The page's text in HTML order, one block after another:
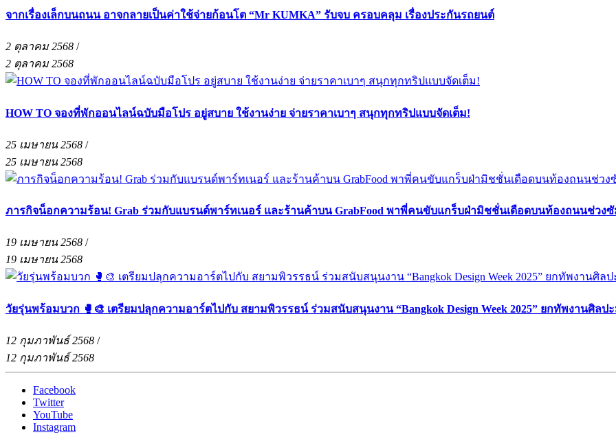
จากเรื่องเล็กบนถนน อาจกลายเป็นค่าใช้จ่ายก้อนโต “Mr KUMKA” รับจบ ครอบคลุม เรื่องประกันรถยนต์
2 ตุลาคม 2568 /
2 ตุลาคม 2568
HOW TO จองที่พักออนไลน์ฉบับมือโปร อยู่สบาย ใช้งานง่าย จ่ายราคาเบาๆ สนุกทุกทริปแบบจัดเต็ม!
25 เมษายน 2568 /
25 เมษายน 2568
ภารกิจน็อกความร้อน! Grab ร่วมกับแบรนด์พาร์ทเนอร์ และร้านค้าบน GrabFood พาพี่คนขับแกร็บฝ่ามิชชั่นเดือดบนท้องถนนช่วงซั
19 เมษายน 2568 /
19 เมษายน 2568
วัยรุ่นพร้อมบวก 🥊🎨 เตรียมปลุกความอาร์ตไปกับ สยามพิวรรธน์ ร่วมสนับสนุนงาน “Bangkok Design Week 2025” ยกทัพงานศิลป
12 กุมภาพันธ์ 2568 /
12 กุมภาพันธ์ 2568
Facebook
Twitter
YouTube
Instagram